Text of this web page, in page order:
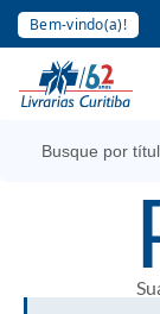
Bem-vindo(a)!